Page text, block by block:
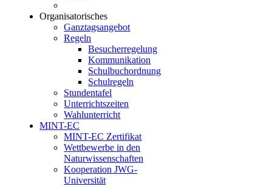
Organisatorisches
Ganztagsangebot
Regeln
Besucherregelung
Kommunikation
Schulbuchordnung
Schulregeln
Stundentafel
Unterrichtszeiten
Wahlunterricht
MINT-EC
MINT-EC Zertifikat
Wettbewerbe in den
Naturwissenschaften
Kooperation JWG-
Universität